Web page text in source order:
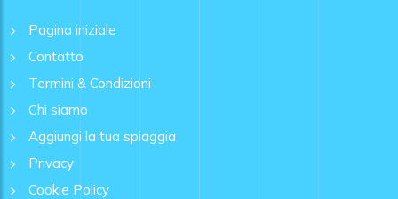
Pagina iniziale
Contatto
Termini & Condizioni
Chi siamo
Aggiungi la tua spiaggia
Privacy
Cookie Policy